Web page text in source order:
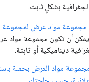
بشكلٍ ثابت.
مجموعة مواد عرض لمجموعة
أن تكون مجموعة مواد
ديناميكية أو ثابتة.
مواد العرض بحملة
حسب حاجتك.